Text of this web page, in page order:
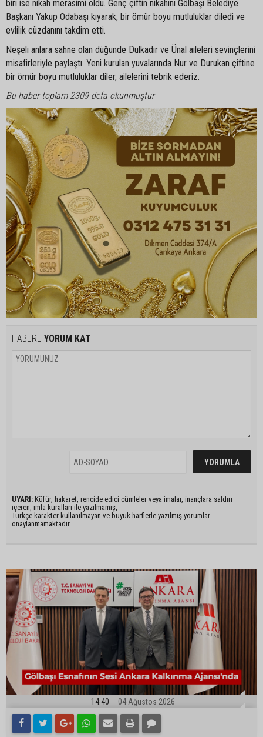
biri ise nikah merasimi oldu. Genç çiftin nikahını Gölbaşı Belediye
Başkanı Yakup Odabaşı kıyarak, bir ömür boyu mutluluklar diledi ve
evlilik cüzdanını takdim etti.
Neşeli anlara sahne olan düğünde Dulkadir ve Ünal aileleri sevinçlerini
misafirleriyle paylaştı. Yeni kurulan yuvalarında Nur ve Durukan çiftine
bir ömür boyu mutluluklar diler, ailelerini tebrik ederiz.
Bu haber toplam 2309 defa okunmuştur
HABERE YORUM KAT
UYARI: Küfür, hakaret, rencide edici cümleler veya imalar, inançlara saldırı
içeren, imla kuralları ile yazılmamış,
Türkçe karakter kullanılmayan ve büyük harflerle yazılmış yorumlar
onaylanmamaktadır.
14:40 04 Ağustos 2026